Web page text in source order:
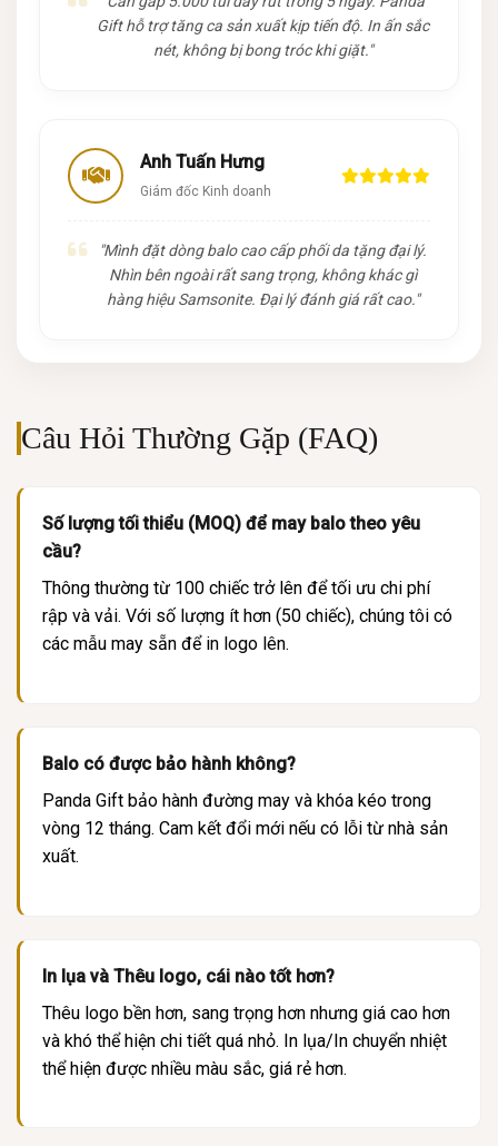
Gift hỗ trợ tăng ca sản xuất kịp tiến độ. In ấn sắc
nét, không bị bong tróc khi giặt."
Anh Tuấn Hưng
Giám đốc Kinh doanh
"Mình đặt dòng balo cao cấp phối da tặng đại lý.
Nhìn bên ngoài rất sang trọng, không khác gì
hàng hiệu Samsonite. Đại lý đánh giá rất cao."
Câu Hỏi Thường Gặp (FAQ)
Số lượng tối thiểu (MOQ) để may balo theo yêu
cầu?
Thông thường từ 100 chiếc trở lên để tối ưu chi phí
rập và vải. Với số lượng ít hơn (50 chiếc), chúng tôi có
các mẫu may sẵn để in logo lên.
Balo có được bảo hành không?
Panda Gift bảo hành đường may và khóa kéo trong
vòng 12 tháng. Cam kết đổi mới nếu có lỗi từ nhà sản
xuất.
In lụa và Thêu logo, cái nào tốt hơn?
Thêu logo bền hơn, sang trọng hơn nhưng giá cao hơn
và khó thể hiện chi tiết quá nhỏ. In lụa/In chuyển nhiệt
thể hiện được nhiều màu sắc, giá rẻ hơn.